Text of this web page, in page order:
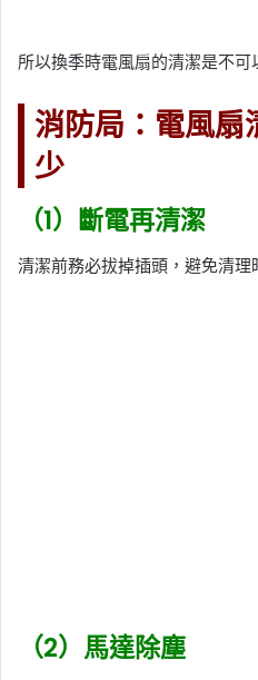
所以換季時電風扇的清潔是不可
消防局：電風扇
少
（1）斷電再清潔
清潔前務必拔掉插頭，避免清理
（2）馬達除塵